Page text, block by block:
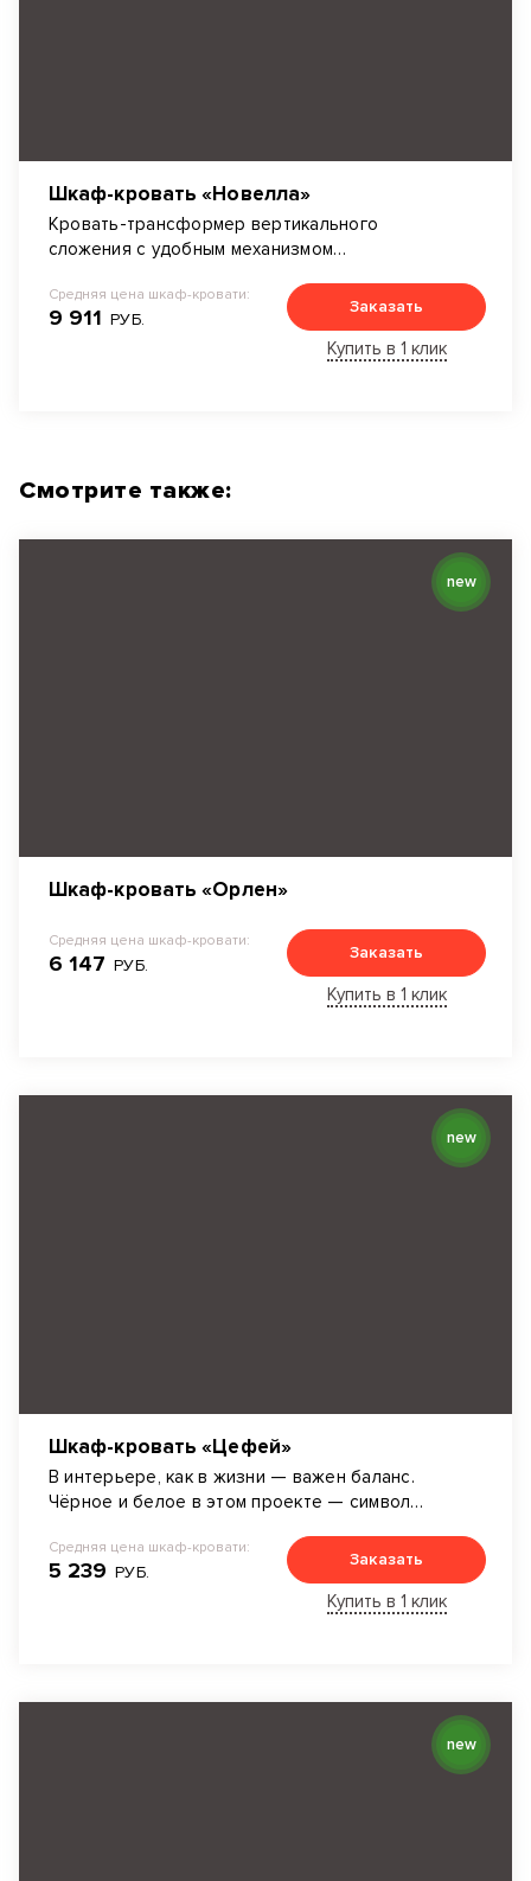
Шкаф-кровать «Новелла»
Кровать-трансформер вертикального
сложения с удобным механизмом
Средняя цена шкаф-кровати:
9 911 РУБ.
Заказать
Купить в 1 клик
Смотрите также:
new
Шкаф-кровать «Орлен»
Средняя цена шкаф-кровати:
6 147 РУБ.
Заказать
Купить в 1 клик
new
Шкаф-кровать «Цефей»
В интерьере, как в жизни — важен баланс.
Чёрное и белое в этом проекте — символ
Средняя цена шкаф-кровати:
5 239 РУБ.
Заказать
Купить в 1 клик
new